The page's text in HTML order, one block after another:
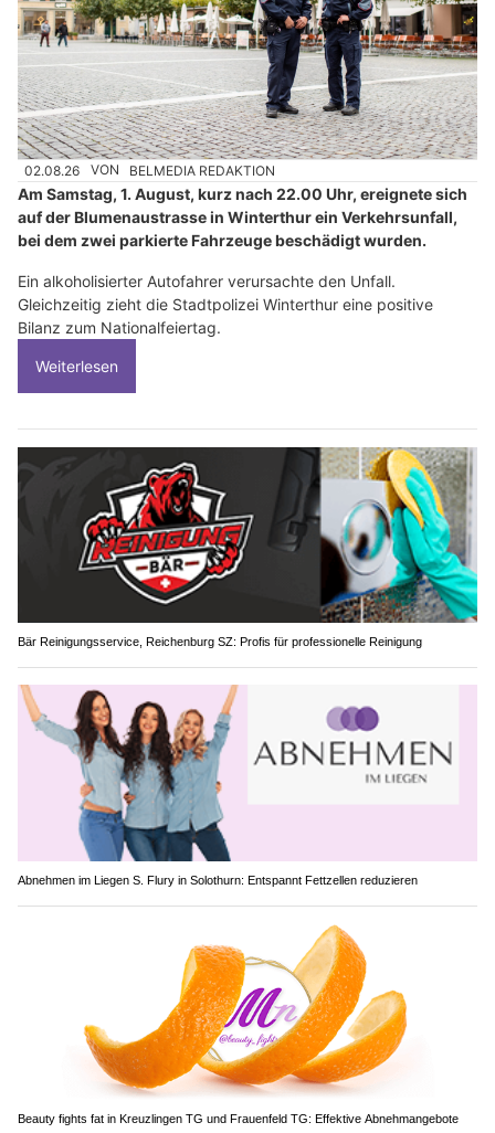
02.08.26 VON BELMEDIA REDAKTION
Am Samstag, 1. August, kurz nach 22.00 Uhr, ereignete sich
auf der Blumenaustrasse in Winterthur ein Verkehrsunfall,
bei dem zwei parkierte Fahrzeuge beschädigt wurden.
Ein alkoholisierter Autofahrer verursachte den Unfall.
Gleichzeitig zieht die Stadtpolizei Winterthur eine positive
Bilanz zum Nationalfeiertag.
Weiterlesen
Bär Reinigungsservice, Reichenburg SZ: Profis für professionelle Reinigung
Abnehmen im Liegen S. Flury in Solothurn: Entspannt Fettzellen reduzieren
Beauty fights fat in Kreuzlingen TG und Frauenfeld TG: Effektive Abnehmangebote